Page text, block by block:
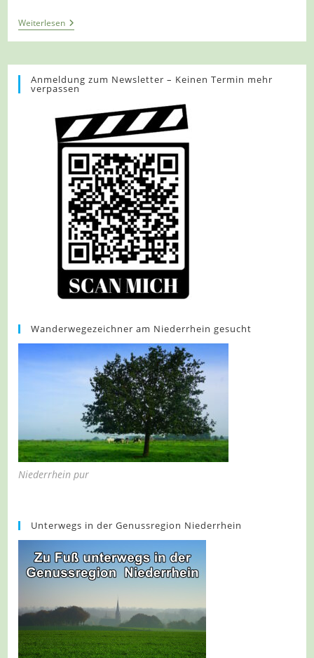
WeiterlesenTour
939
–
–
Baldeneysteig
1/2
Anmeldung zum Newsletter – Keinen Termin mehr
verpassen
Wanderwegezeichner am Niederrhein gesucht
Niederrhein pur
Unterwegs in der Genussregion Niederrhein